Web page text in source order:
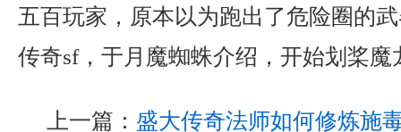
五百玩家，原本以为跑出了危险圈的
传奇sf，于月魔蜘蛛介绍，开始划桨魔
上一篇： 盛大传奇法师如何修炼施